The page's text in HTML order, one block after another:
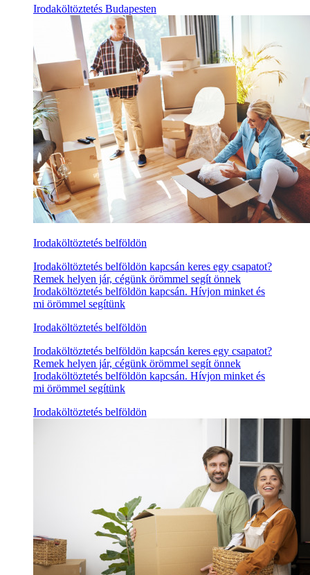
Irodaköltöztetés Budapesten
Irodaköltöztetés belföldön
Irodaköltöztetés belföldön kapcsán keres egy csapatot?
Remek helyen jár, cégünk örömmel segít önnek
Irodaköltöztetés belföldön kapcsán. Hívjon minket és
mi örömmel segítünk
Irodaköltöztetés belföldön
Irodaköltöztetés belföldön kapcsán keres egy csapatot?
Remek helyen jár, cégünk örömmel segít önnek
Irodaköltöztetés belföldön kapcsán. Hívjon minket és
mi örömmel segítünk
Irodaköltöztetés belföldön